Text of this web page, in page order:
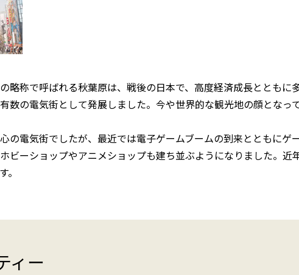
略称で呼ばれる秋葉原は、戦後の日本で、高度経済成長ととも
数の電気街として発展しました。今や世界的な観光地の顔となっ
の電気街でしたが、最近では電子ゲームブームの到来とともに
ビーショップやアニメショップも建ち並ぶようになりました。
ィー